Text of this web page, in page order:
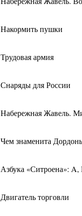
Накормить пушки
Трудовая армия
Снаряды для России
Набережная Жавель.
Чем знаменита
Азбука «Ситроена»: A,
Двигатель торговли